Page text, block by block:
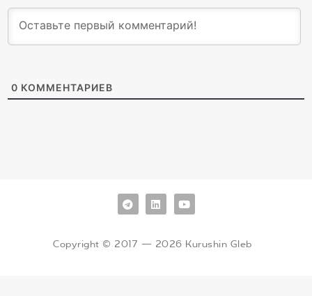
0 КОММЕНТАРИЕВ
Copyright © 2017 — 2026 Kurushin Gleb